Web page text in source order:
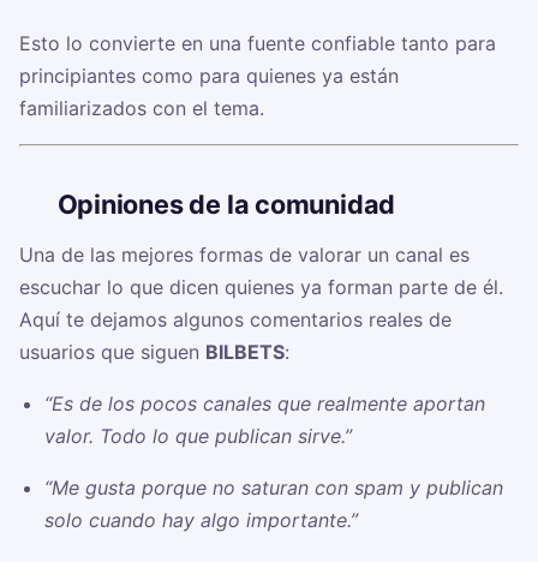
Esto lo convierte en una fuente confiable tanto para
principiantes como para quienes ya están
familiarizados con el tema.
Opiniones de la comunidad
Una de las mejores formas de valorar un canal es
escuchar lo que dicen quienes ya forman parte de él.
Aquí te dejamos algunos comentarios reales de
usuarios que siguen BILBETS:
“Es de los pocos canales que realmente aportan
valor. Todo lo que publican sirve.”
“Me gusta porque no saturan con spam y publican
solo cuando hay algo importante.”